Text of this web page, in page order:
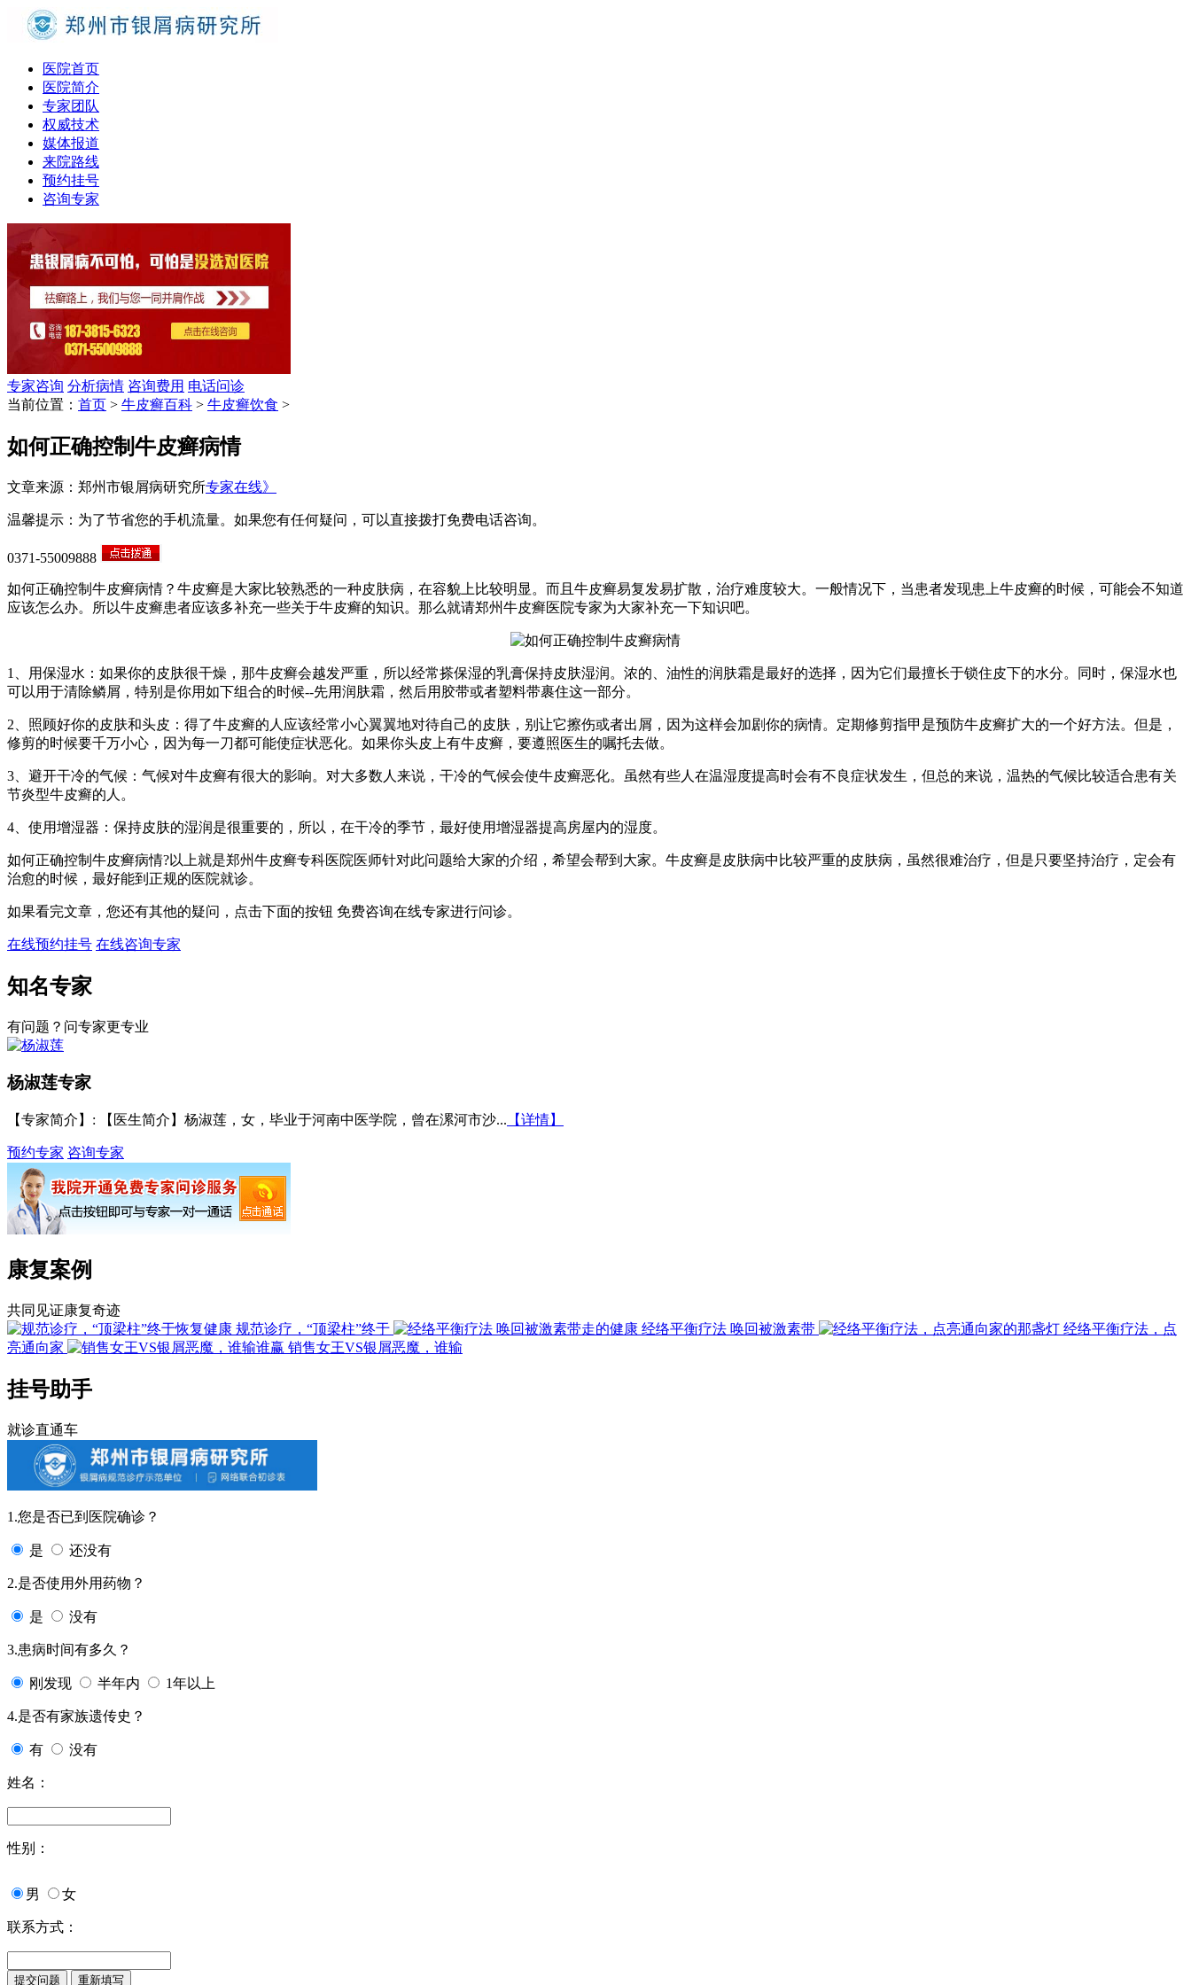
医院首页
医院简介
专家团队
权威技术
媒体报道
来院路线
预约挂号
咨询专家
专家咨询 分析病情 咨询费用 电话问诊
当前位置： 首页 > 牛皮癣百科 > 牛皮癣饮食 >
如何正确控制牛皮癣病情
文章来源：郑州市银屑病研究所专家在线》
温馨提示：为了节省您的手机流量。如果您有任何疑问，可以直接拨打免费电话咨询。
0371-55009888
如何正确控制牛皮癣病情？牛皮癣是大家比较熟悉的一种皮肤病，在容貌上比较明显。而且牛皮癣易复发易扩散，治疗难度较大。一般情况下，当患者发现患上牛皮癣的时候，可能会不知道
应该怎么办。所以牛皮癣患者应该多补充一些关于牛皮癣的知识。那么就请郑州牛皮癣医院专家为大家补充一下知识吧。
1、用保湿水：如果你的皮肤很干燥，那牛皮癣会越发严重，所以经常搽保湿的乳膏保持皮肤湿润。浓的、油性的润肤霜是最好的选择，因为它们最擅长于锁住皮下的水分。同时，保湿水也
可以用于清除鳞屑，特别是你用如下组合的时候--先用润肤霜，然后用胶带或者塑料带裹住这一部分。
2、照顾好你的皮肤和头皮：得了牛皮癣的人应该经常小心翼翼地对待自己的皮肤，别让它擦伤或者出屑，因为这样会加剧你的病情。定期修剪指甲是预防牛皮癣扩大的一个好方法。但是，
修剪的时候要千万小心，因为每一刀都可能使症状恶化。如果你头皮上有牛皮癣，要遵照医生的嘱托去做。
3、避开干冷的气候：气候对牛皮癣有很大的影响。对大多数人来说，干冷的气候会使牛皮癣恶化。虽然有些人在温湿度提高时会有不良症状发生，但总的来说，温热的气候比较适合患有关
节炎型牛皮癣的人。
4、使用增湿器：保持皮肤的湿润是很重要的，所以，在干冷的季节，最好使用增湿器提高房屋内的湿度。
如何正确控制牛皮癣病情?以上就是郑州牛皮癣专科医院医师针对此问题给大家的介绍，希望会帮到大家。牛皮癣是皮肤病中比较严重的皮肤病，虽然很难治疗，但是只要坚持治疗，定会有
治愈的时候，最好能到正规的医院就诊。
如果看完文章，您还有其他的疑问，点击下面的按钮 免费咨询在线专家进行问诊。
在线预约挂号 在线咨询专家
知名专家
有问题？问专家更专业
杨淑莲专家
【专家简介】 : 【医生简介】杨淑莲，女，毕业于河南中医学院，曾在漯河市沙... 【详情】
预约专家 咨询专家
康复案例
共同见证康复奇迹
规范诊疗，“顶梁柱”终于
经络平衡疗法 唤回被激素带
经络平衡疗法，点
亮通向家
销售女王VS银屑恶魔，谁输
挂号助手
就诊直通车
1.您是否已到医院确诊？
是 还没有
2.是否使用外用药物？
是 没有
3.患病时间有多久？
刚发现 半年内 1年以上
4.是否有家族遗传史？
有 没有
姓名：
性别：
男 女
联系方式：